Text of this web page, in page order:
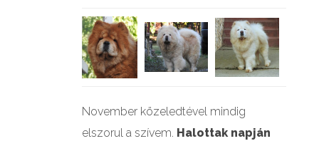
November közeledtével mindig
elszorul a szívem. Halottak napján